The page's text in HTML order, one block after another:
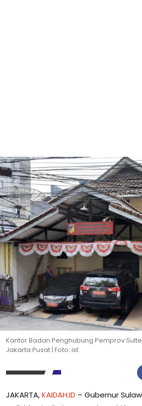
Kantor Badan Penghubung Pemprov
Jakarta Pusat | Foto: ist
JAKARTA,KAIDAH.ID – Gubernur